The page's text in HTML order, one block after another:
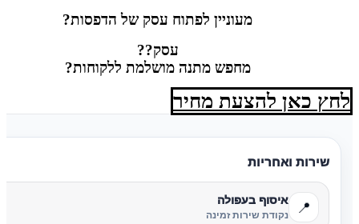
מעוניין לפתוח עסק של הדפסות?
עסק??
מחפש מתנה מושלמת ללקוחות?
לחץ כאן להצעת מחיר
שירות ואחריות
📍 איסוף בעפולה
נקודת שירות זמינה